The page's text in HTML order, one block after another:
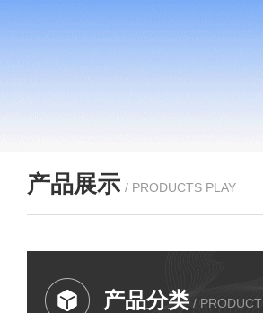
产品展示 / PRODUCTS PLAY
产品分类 / PRODUCT